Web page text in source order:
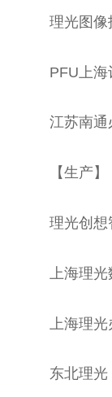
理光图像
PFU上海
江苏南通
【生产】
理光创想
上海理
上海理
东北理光